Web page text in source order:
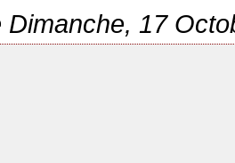
Dimanche, 17